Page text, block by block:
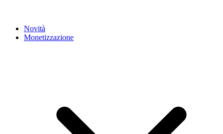
Novità
Monetizzazione